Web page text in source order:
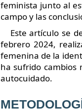
feminista junto al
campo y las
Este artículo se
febrero 2024,
femenina de la
ha sufrido cambios
autocuidado.